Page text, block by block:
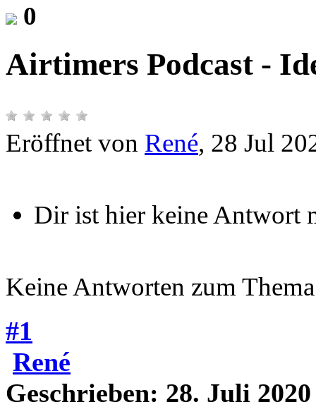
0
Airtimers Podcast -
Eröffnet von René, 28 Jul
Dir ist hier keine Antwort
Keine Antworten zum
#1
René
Geschrieben: 28. Juli